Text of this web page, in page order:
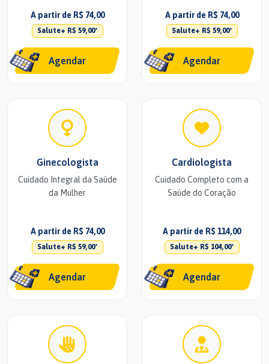
A partir de R$ 74,00
Salute+ R$ 59,00*
Agendar
A partir de R$ 74,00
Salute+ R$ 59,00*
Agendar
Ginecologista
Cuidado Integral da Saúde
da Mulher
A partir de R$ 74,00
Salute+ R$ 59,00*
Agendar
Cardiologista
Cuidado Completo com a
Saúde do Coração
A partir de R$ 114,00
Salute+ R$ 104,00*
Agendar